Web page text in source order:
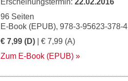
Erscheinungstermin: 22.02.2016
96 Seiten
E-Book (EPUB), 978-3-95623-378-4
€ 7,99 (D) | € 7,99 (A)
Zum E-Book (EPUB)